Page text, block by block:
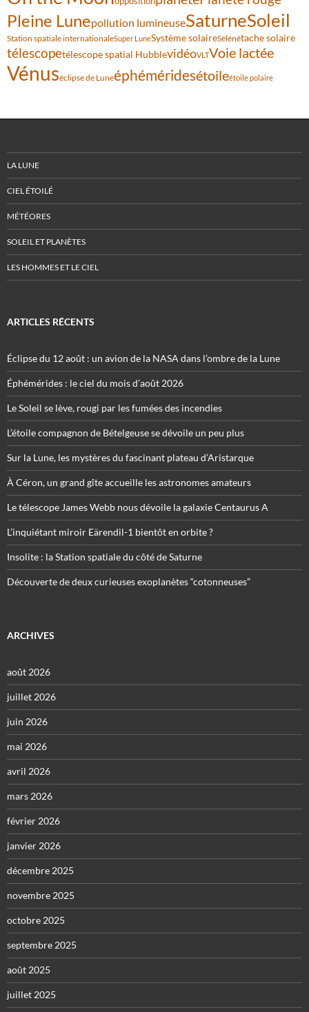
Pleine Lunepollution lumineuseSaturneSoleil
Station spatiale internationaleSuper LuneSystème solaireSélénétache solaire
télescopetélescope spatial HubblevidéoVLTVoie lactée
Vénuséclipse de Luneéphéméridesétoileétoile polaire
LA LUNE
CIEL ÉTOILÉ
MÉTÉORES
SOLEIL ET PLANÈTES
LES HOMMES ET LE CIEL
ARTICLES RÉCENTS
Éclipse du 12 août : un avion de la NASA dans l’ombre de la Lune
Éphémérides : le ciel du mois d’août 2026
Le Soleil se lève, rougi par les fumées des incendies
L’étoile compagnon de Bételgeuse se dévoile un peu plus
Sur la Lune, les mystères du fascinant plateau d’Aristarque
À Céron, un grand gîte accueille les astronomes amateurs
Le télescope James Webb nous dévoile la galaxie Centaurus A
L’inquiétant miroir Eärendil-1 bientôt en orbite ?
Insolite : la Station spatiale du côté de Saturne
Découverte de deux curieuses exoplanètes “cotonneuses”
ARCHIVES
août 2026
juillet 2026
juin 2026
mai 2026
avril 2026
mars 2026
février 2026
janvier 2026
décembre 2025
novembre 2025
octobre 2025
septembre 2025
août 2025
juillet 2025